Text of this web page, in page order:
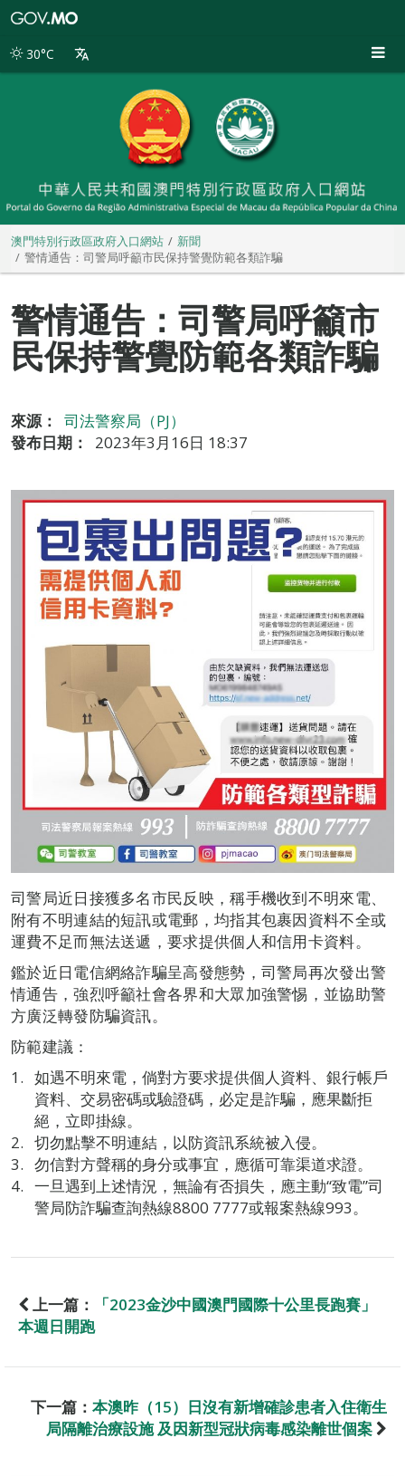
別
30°C
澳門特別行政區政府入口網站
新聞
警情通告：司警局呼籲市民保持警覺防範各類詐騙
警情通告：司警局呼籲市
民保持警覺防範各類詐騙
來源：
司法警察局（PJ）
發布日期：
2023年3月16日 18:37
司警局近日接獲多名市民反映，稱手機收到不明來電、
附有不明連結的短訊或電郵，均指其包裹因資料不全或
運費不足而無法送遞，要求提供個人和信用卡資料。
鑑於近日電信網絡詐騙呈高發態勢，司警局再次發出警
情通告，強烈呼籲社會各界和大眾加強警惕，並協助警
方廣泛轉發防騙資訊。
防範建議：
如遇不明來電，倘對方要求提供個人資料、銀行帳戶
資料、交易密碼或驗證碼，必定是詐騙，應果斷拒
絕，立即掛線。
切勿點擊不明連結，以防資訊系統被入侵。
勿信對方聲稱的身分或事宜，應循可靠渠道求證。
一旦遇到上述情況，無論有否損失，應主動“致電”司
警局防詐騙查詢熱線8800 7777或報案熱線993。
上一篇：
「2023金沙中國澳門國際十公里長跑賽」
本週日開跑
下一篇： 本澳昨（15）日沒有新增確診患者入住衛生
局隔離治療設施 及因新型冠狀病毒感染離世個案